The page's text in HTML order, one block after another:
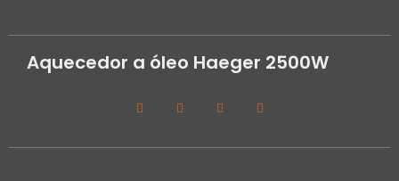
Aquecedor a óleo Haeger 2500W